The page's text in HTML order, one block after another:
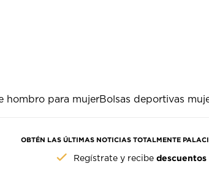
hombro para mujerBolsas deportivas
OBTÉN LAS ÚLTIMAS NOTICIAS TOTALMENTE
Regístrate y recibedescuentos